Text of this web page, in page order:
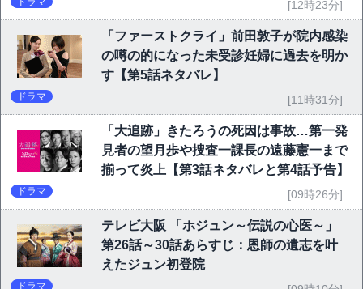
[12時23分]
「ファーストクライ」前田敦子が院内感染
の噂の的になった未受診妊婦に過去を明か
す【第5話ネタバレ】
ドラマ [11時31分]
「大追跡」きたろうの死因は事故…第一発
見者の望月歩や捜査一課長の遠藤憲一まで
揃って炎上【第3話ネタバレと第4話予告】
ドラマ [09時26分]
テレビ大阪 「ホジュン～伝説の心医～」
第26話～30話あらすじ：恩師の遺志を叶
えたジュン初登院
ドラマ